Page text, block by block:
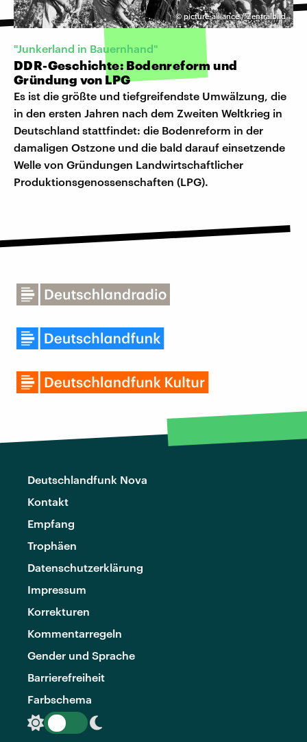
©picture-alliance / Zentralbild
"Junkerland in Bauernhand"
DDR-Geschichte: Bodenreform und
Gründung von LPG
Es ist die größte und tiefgreifendste Umwälzung, die
in den ersten Jahren nach dem Zweiten Weltkrieg in
Deutschland stattfindet: die Bodenreform in der
damaligen Ostzone und die bald darauf einsetzende
Welle von Gründungen Landwirtschaftlicher
Produktionsgenossenschaften (LPG).
Deutschlandfunk Nova
Kontakt
Empfang
Trophäen
Datenschutzerklärung
Impressum
Korrekturen
Kommentarregeln
Gender und Sprache
Barrierefreiheit
Farbschema